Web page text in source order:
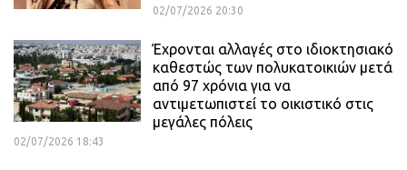
02/07/2026 20:30
Έχρονται αλλαγές στο ιδιοκτησιακό
καθεστώς των πολυκατοικιών μετά
από 97 χρόνια για να
αντιμετωπιστεί το οικιστικό στις
μεγάλες πόλεις
02/07/2026 18:43